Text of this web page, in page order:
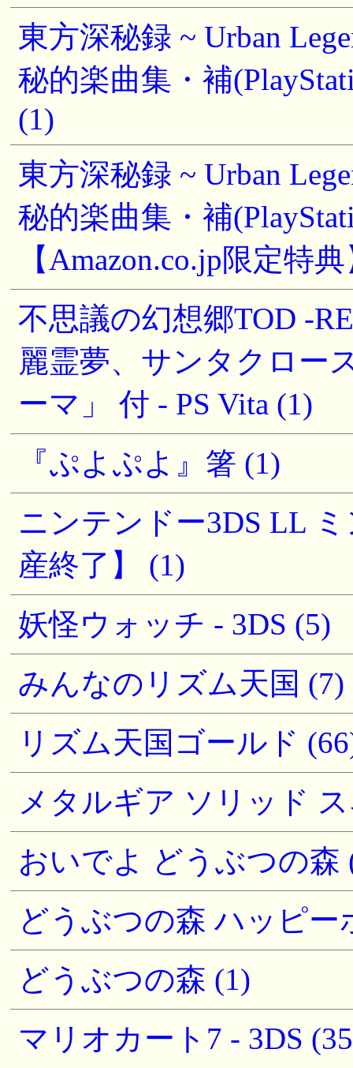
東方深秘録 ~ Urban
秘的楽曲集・補
(1)
東方深秘録 ~ Urban
秘的楽曲集・補
【Amazon.co.jp限定特
不思議の幻想郷TOD -
麗霊夢、サンタクロー
ーマ」 付 - PS Vita (1)
『ぷよぷよ』箸 (1)
ニンテンドー3DS LL
産終了】 (1)
妖怪ウォッチ - 3DS (5)
みんなのリズム天国 (7)
リズム天国ゴールド
メタルギア ソリッド
おいでよ どうぶつの森
どうぶつの森 ハッピー
どうぶつの森 (1)
マリオカート7 - 3DS